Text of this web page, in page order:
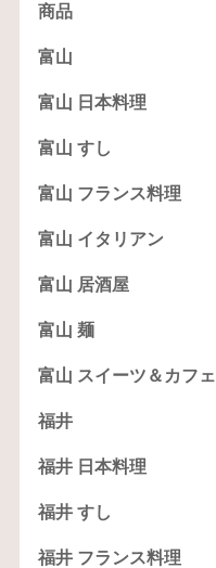
商品
富山
富山 日本料理
富山 すし
富山 フランス料理
富山 イタリアン
富山 居酒屋
富山 麺
富山 スイーツ＆カフェ
福井
福井 日本料理
福井 すし
福井 フランス料理